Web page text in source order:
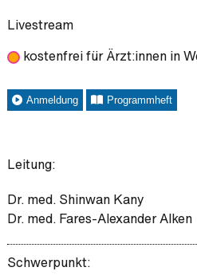
Livestream
kostenfrei für Ärzt:innen in
Anmeldung Programmheft
Leitung:
Dr. med. Shinwan Kany
Dr. med. Fares-Alexander Alken
Schwerpunkt: